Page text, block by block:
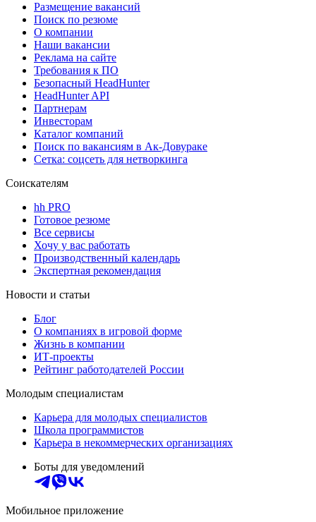
Размещение вакансий
Поиск по резюме
О компании
Наши вакансии
Реклама на сайте
Требования к ПО
Безопасный HeadHunter
HeadHunter API
Партнерам
Инвесторам
Каталог компаний
Поиск по вакансиям в Ак-Довураке
Сетка: соцсеть для нетворкинга
Соискателям
hh PRO
Готовое резюме
Все сервисы
Хочу у вас работать
Производственный календарь
Экспертная рекомендация
Новости и статьи
Блог
О компаниях в игровой форме
Жизнь в компании
ИТ-проекты
Рейтинг работодателей России
Молодым специалистам
Карьера для молодых специалистов
Школа программистов
Карьера в некоммерческих организациях
Боты для уведомлений
Мобильное приложение